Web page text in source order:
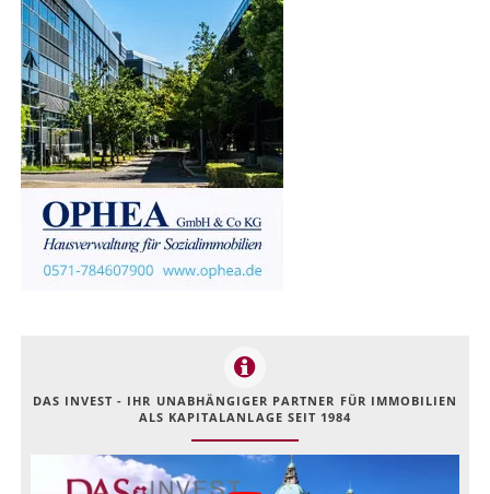
DAS INVEST - IHR UNABHÄNGIGER PARTNER FÜR IMMOBILIEN
ALS KAPITALANLAGE SEIT 1984